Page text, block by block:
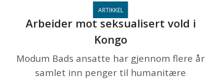
Arbeider mot seksualisert vold i
Kongo
Modum Bads ansatte har gjennom flere år
samlet inn penger til humanitære